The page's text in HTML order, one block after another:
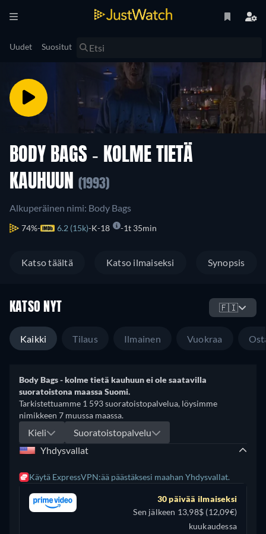
Uudet Suositut
BODY BAGS - KOLME TIETÄ
KAUHUUN
(1993)
Alkuperäinen nimi: Body Bags
74% 6.2 (15k) K-18 1t 35min
Katso täältä Katso ilmaiseksi Synopsis
KATSO NYT 🇫🇮
Kaikki Tilaus Ilmainen Vuokraa
Body Bags - kolme tietä kauhuun ei ole saatavilla
suoratoistona maassa Suomi.
Tarkistettuamme 1 593 suoratoistopalvelua, löysimme
nimikkeen 7 muussa maassa.
Kieli
Suoratoistopalvelu
Yhdysvallat
Käytä ExpressVPN:ää päästäksesi maahan Yhdysvallat.
30 päivää ilmaiseksi
Sen jälkeen 13,98$ (12,09€)
kuukaudessa